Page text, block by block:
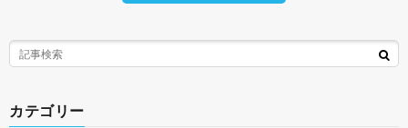
カテゴリー